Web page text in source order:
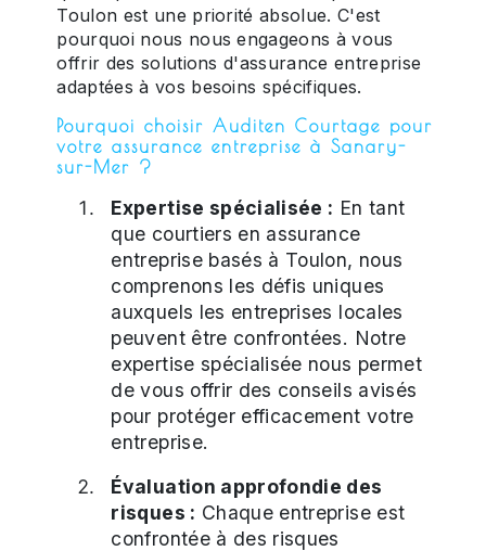
Toulon est une priorité absolue. C'est
pourquoi nous nous engageons à vous
offrir des solutions d'assurance entreprise
adaptées à vos besoins spécifiques.
Pourquoi choisir Auditen Courtage pour
votre assurance entreprise à Sanary-
sur-Mer ?
Expertise spécialisée : En tant
que courtiers en assurance
entreprise basés à Toulon, nous
comprenons les défis uniques
auxquels les entreprises locales
peuvent être confrontées. Notre
expertise spécialisée nous permet
de vous offrir des conseils avisés
pour protéger efficacement votre
entreprise.
Évaluation approfondie des
risques : Chaque entreprise est
confrontée à des risques